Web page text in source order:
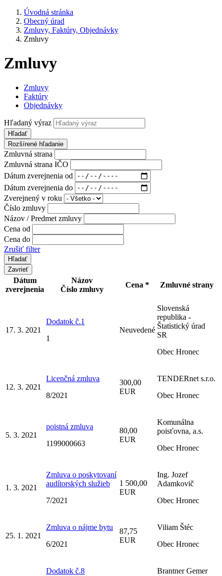
Úvodná stránka
Obecný úrad
Zmluvy, Faktúry, Objednávky
Zmluvy
Zmluvy
Zmluvy
Faktúry
Objednávky
Hľadaný výraz
Hľadať
Rozšírené hľadanie
Zmluvná strana
Zmluvná strana IČO
Dátum zverejnenia od
Dátum zverejnenia do
Zverejnený v roku
Číslo zmluvy
Názov / Predmet zmluvy
Cena od
Cena do
Zrušiť filter
Zavrieť
Dátum
zverejnenia
Názov
Číslo zmluvy
Cena * Zmluvné strany
17. 3. 2021
Dodatok č.1
1
Neuvedené
Slovenská
republika -
Štatistický úrad
SR
Obec Hronec
12. 3. 2021
Licenčná zmluva
8/2021
300,00
EUR
TENDERnet s.r.o.
Obec Hronec
5. 3. 2021
poistná zmluva
1199000663
80,00
EUR
Komunálna
poisťovna, a.s.
Obec Hronec
1. 3. 2021
Zmluva o poskytovaní
audítorských služieb
7/2021
1 500,00
EUR
Ing. Jozef
Adamkovič
Obec Hronec
25. 1. 2021
Zmluva o nájme bytu
6/2021
87,75
EUR
Viliam Štéc
Obec Hronec
Dodatok č.8
Brantner Gemer